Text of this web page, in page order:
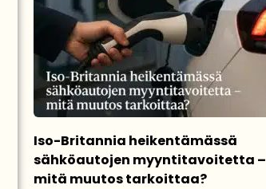
Iso-Britannia heikentämässä
sähköautojen myyntitavoitetta –
mitä muutos tarkoittaa?